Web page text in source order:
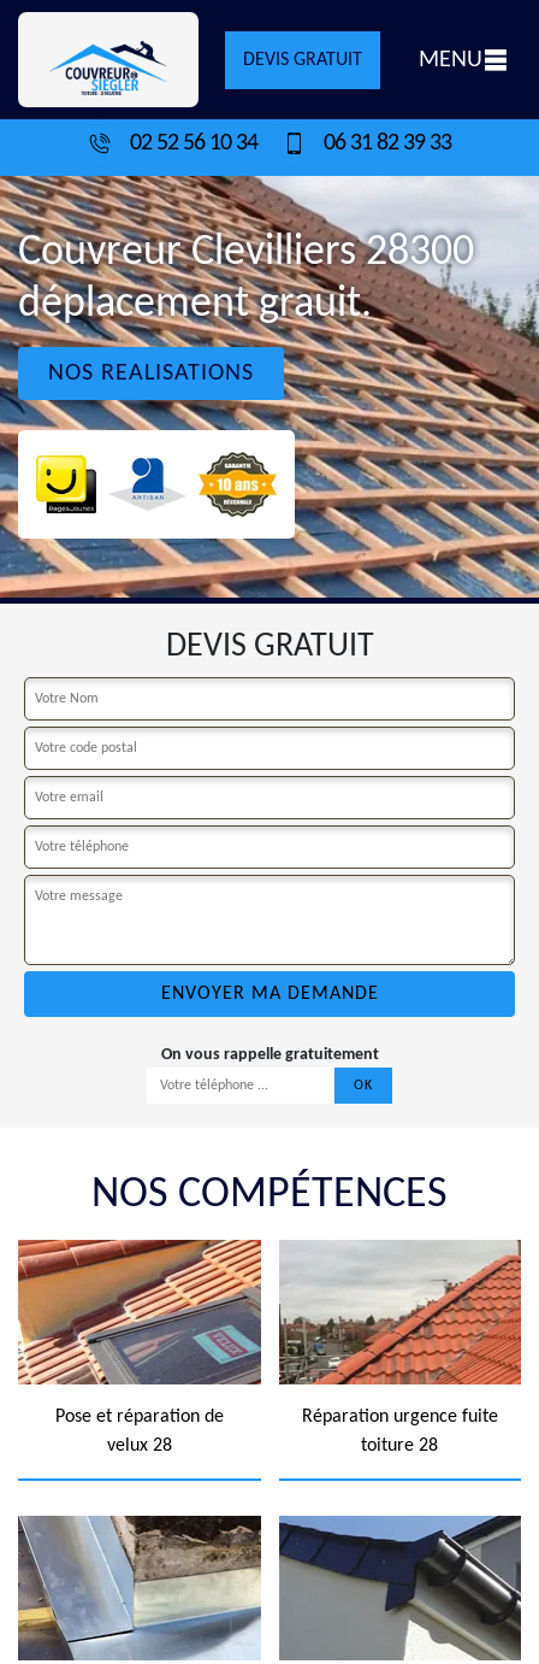
DEVIS GRATUIT MENU
02 52 56 10 34 06 31 82 39 33
Couvreur Clevilliers 28300
déplacement grauit.
NOS REALISATIONS
DEVIS GRATUIT
On vous rappelle gratuitement
NOS COMPÉTENCES
Pose et réparation de
velux 28
Réparation urgence fuite
toiture 28